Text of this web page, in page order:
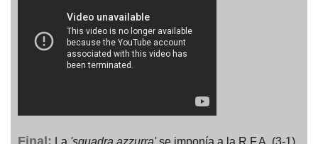
Final: La 'squadra azzurra'se imponía a la R.F.A. (3-1)